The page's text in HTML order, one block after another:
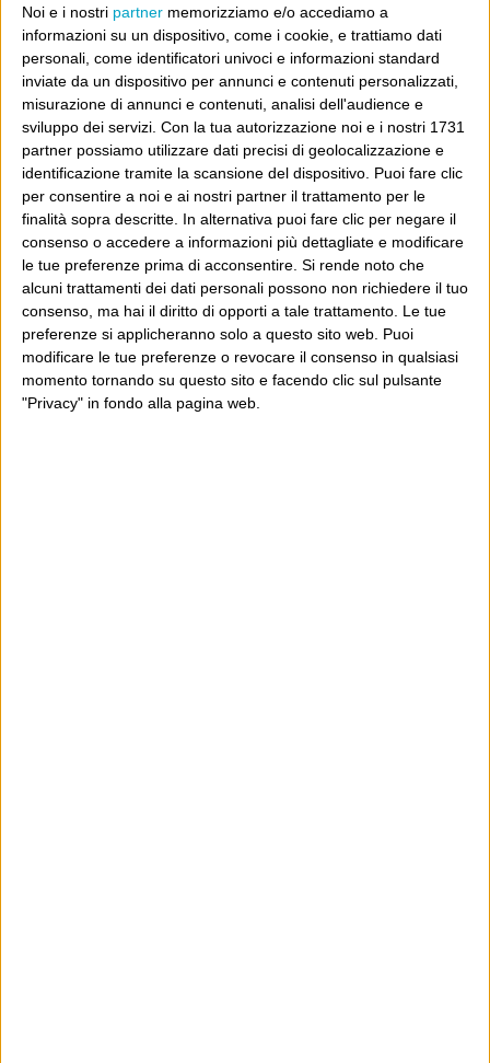
Noi e i nostri partner memorizziamo e/o accediamo a
informazioni su un dispositivo, come i cookie, e trattiamo dati
personali, come identificatori univoci e informazioni standard
inviate da un dispositivo per annunci e contenuti personalizzati,
misurazione di annunci e contenuti, analisi dell'audience e
sviluppo dei servizi. Con la tua autorizzazione noi e i nostri 1731
partner possiamo utilizzare dati precisi di geolocalizzazione e
identificazione tramite la scansione del dispositivo. Puoi fare clic
per consentire a noi e ai nostri partner il trattamento per le
finalità sopra descritte. In alternativa puoi fare clic per negare il
consenso o accedere a informazioni più dettagliate e modificare
le tue preferenze prima di acconsentire. Si rende noto che
alcuni trattamenti dei dati personali possono non richiedere il tuo
consenso, ma hai il diritto di opporti a tale trattamento. Le tue
preferenze si applicheranno solo a questo sito web. Puoi
modificare le tue preferenze o revocare il consenso in qualsiasi
momento tornando su questo sito e facendo clic sul pulsante
"Privacy" in fondo alla pagina web.
In questo secondo caso, e se Wittgenstein ti piace,
potrebbe piacerti anche il Post: che è partito
proprio da qui, e dal voler portare gli approcci di
questo blog dentro a un progetto più grande.
Poi il Post è cresciuto ed è diventato anche altro:
un progetto giornalistico che prosegue da oltre 16
anni, grazie a chi lo scopre, lo apprezza e lo
consiglia in giro.
Leggi il Post, magari ti piace
Luca Sofri Wittgenstein